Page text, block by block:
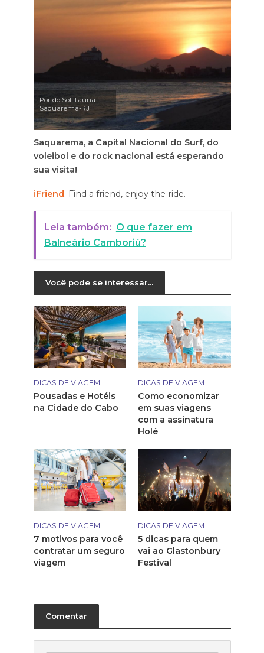
Por do Sol Itaúna –
Saquarema-RJ
Saquarema, a Capital Nacional do Surf, do
voleibol e do rock nacional está esperando
sua visita!
iFriend. Find a friend, enjoy the ride.
Leia também: O que fazer em
Balneário Camboriú?
Você pode se interessar...
DICAS DE VIAGEM
Pousadas e Hotéis
na Cidade do Cabo
DICAS DE VIAGEM
Como economizar
em suas viagens
com a assinatura
Holé
DICAS DE VIAGEM
7 motivos para você
contratar um seguro
viagem
DICAS DE VIAGEM
5 dicas para quem
vai ao Glastonbury
Festival
Comentar